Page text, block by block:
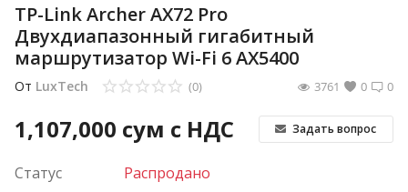
TP-Link Archer AX72 Pro
Двухдиапазонный гигабитный
маршрутизатор Wi-Fi 6 AX5400
От LuxTech 0
(0) 0
3761
1,107,000 сум с НДС Задать вопрос
Статус Распродано